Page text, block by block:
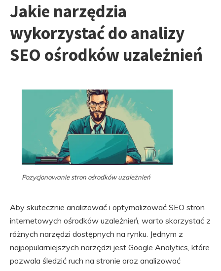
Jakie narzędzia
wykorzystać do analizy
SEO ośrodków uzależnień
Pozycjonowanie stron ośrodków uzależnień
Aby skutecznie analizować i optymalizować SEO stron
internetowych ośrodków uzależnień, warto skorzystać z
różnych narzędzi dostępnych na rynku. Jednym z
najpopularniejszych narzędzi jest Google Analytics, które
pozwala śledzić ruch na stronie oraz analizować